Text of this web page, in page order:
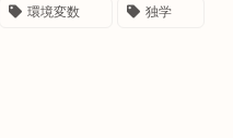
環境変数 独学